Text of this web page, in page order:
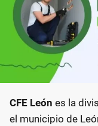
CFE León es la
el municipio de